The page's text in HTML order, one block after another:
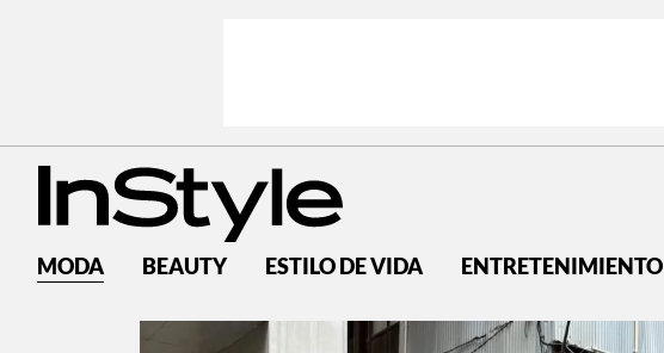
MODA BEAUTY ESTILO DE VIDA ENTRETENIMIENTO